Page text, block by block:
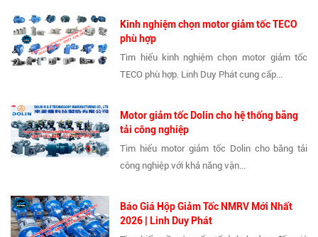
Kinh nghiệm chọn motor giảm tốc TECO
phù hợp
Tìm hiểu kinh nghiệm chọn motor giảm tốc
TECO phù hợp. Linh Duy Phát cung cấp...
Motor giảm tốc Dolin cho hệ thống băng
tải công nghiệp
Tìm hiểu motor giảm tốc Dolin cho băng tải
công nghiệp với khả năng vận...
Báo Giá Hộp Giảm Tốc NMRV Mới Nhất
2026 | Linh Duy Phát